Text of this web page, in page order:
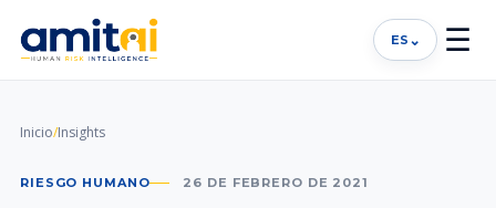
ES ⌄ ☰
Inicio/Insights
RIESGO HUMANO 26 DE FEBRERO DE 2021